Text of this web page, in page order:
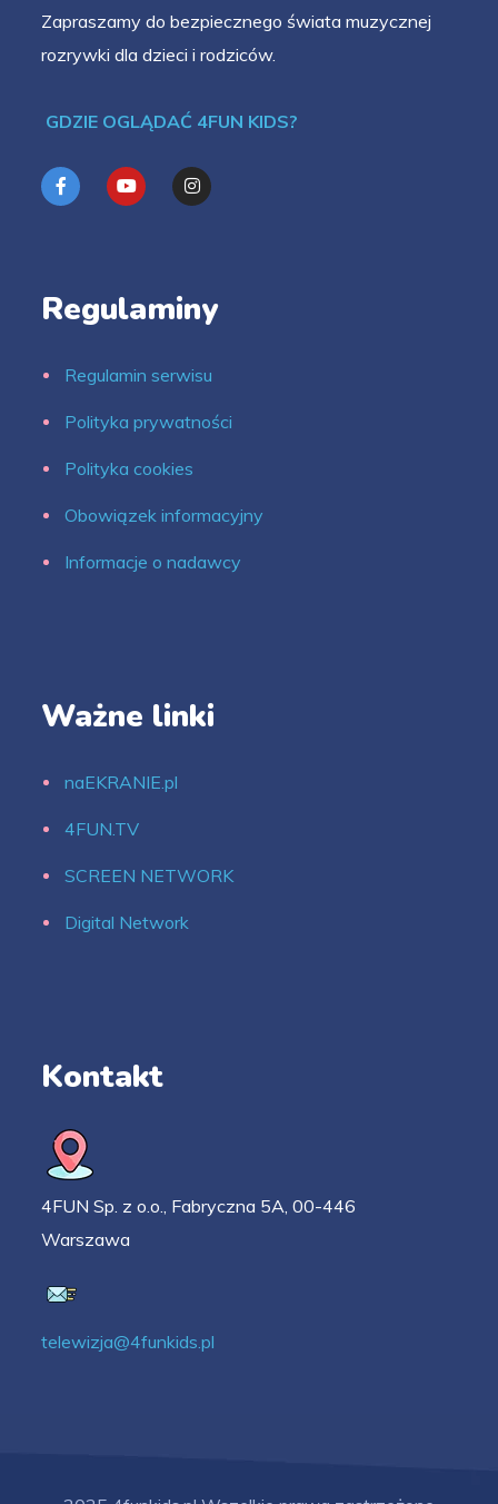
Zapraszamy do bezpiecznego świata muzycznej
rozrywki dla dzieci i rodziców.
GDZIE OGLĄDAĆ 4FUN KIDS?
Regulaminy
Regulamin serwisu
Polityka prywatności
Polityka cookies
Obowiązek informacyjny
Informacje o nadawcy
Ważne linki
naEKRANIE.pl
4FUN.TV
SCREEN NETWORK
Digital Network
Kontakt
4FUN Sp. z o.o., Fabryczna 5A, 00-446
Warszawa
telewizja@4funkids.pl